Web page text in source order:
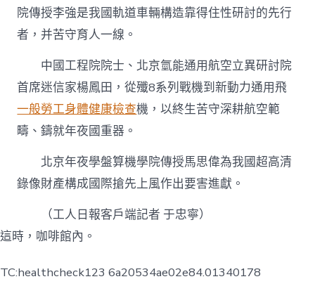
院傳授李強是我國軌道車輛構造靠得住性研討的先行
者，并苦守育人一線。
中國工程院院士、北京氫能通用航空立異研討院
首席迷信家楊鳳田，從殲8系列戰機到新動力通用飛
一般勞工身體健康檢查機，以終生苦守深耕航空範
疇、鑄就年夜國重器。
北京年夜學盤算機學院傳授馬思偉為我國超高清
錄像財產構成國際搶先上風作出要害進獻。
（工人日報客戶端記者 于忠寧）
這時，咖啡館內。
TC:healthcheck123 6a20534ae02e84.01340178